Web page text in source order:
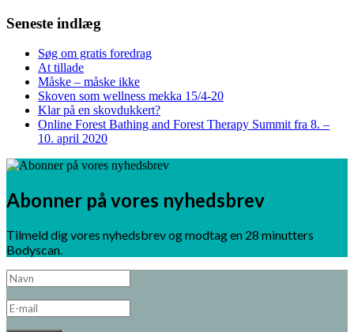
Seneste indlæg
Søg om gratis foredrag
At tillade
Måske – måske ikke
Skoven som wellness mekka 15/4-20
Klar på en skovdukkert?
Online Forest Bathing and Forest Therapy Summit fra 8. –
10. april 2020
Abonner på vores nyhedsbrev
Tilmeld dig vores nyhedsbrev og modtag en 28 minutters
Bodyscan.